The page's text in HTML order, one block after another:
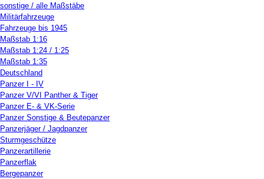
sonstige / alle Maßstäbe
Militärfahrzeuge
Fahrzeuge bis 1945
Maßstab 1:16
Maßstab 1:24 / 1:25
Maßstab 1:35
Deutschland
Panzer I - IV
Panzer V/VI Panther & Tiger
Panzer E- & VK-Serie
Panzer Sonstige & Beutepanzer
Panzerjäger / Jagdpanzer
Sturmgeschütze
Panzerartillerie
Panzerflak
Bergepanzer